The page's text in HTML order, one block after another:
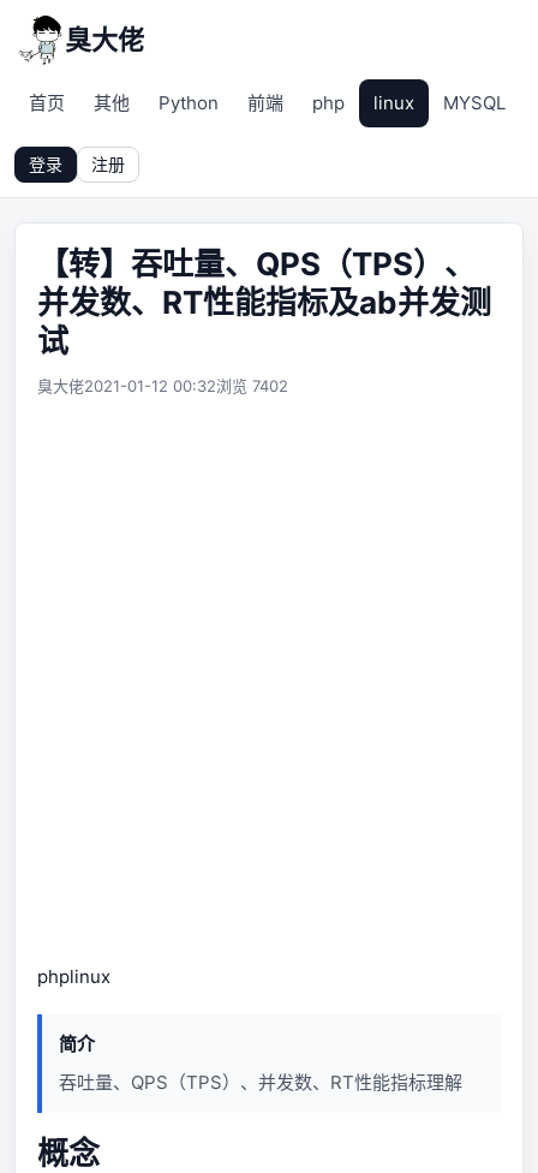
臭大佬
首页 其他 Python 前端 php linux MYSQL
登录 注册
【转】吞吐量、QPS（TPS）、
并发数、RT性能指标及ab并发测
试
臭大佬2021-01-12 00:32浏览 7402
phplinux
简介
吞吐量、QPS（TPS）、并发数、RT性能指标理解
概念